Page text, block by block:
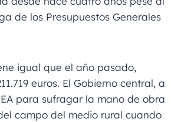
de los Presupuestos Generales
igual que el año pasado,
euros. El Gobierno central, a
para sufragar la mano de obra
campo del medio rural cuando